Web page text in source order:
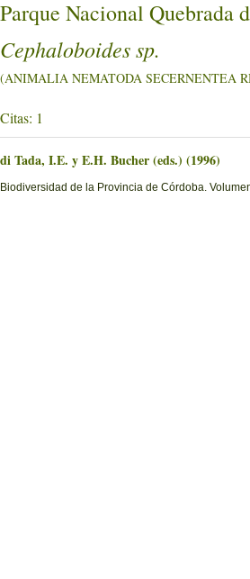
Parque Nacional Quebrada
Cephaloboides sp.
(ANIMALIA NEMATODA SECERNENTEA
Citas: 1
di Tada, I.E. y E.H. Bucher (eds.) (1996)
Biodiversidad de la Provincia de Córdoba.